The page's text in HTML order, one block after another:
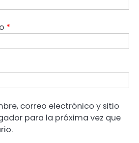
*
correo electrónico y sitio
para la próxima vez que